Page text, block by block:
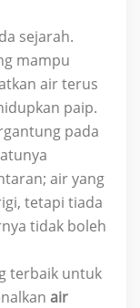
sejarah.
mampu
air terus
paip.
pada
air yang
tetapi tiada
tidak boleh
terbaik untuk
air